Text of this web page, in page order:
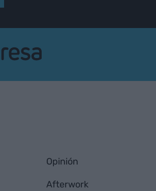
Opinión
Afterwork